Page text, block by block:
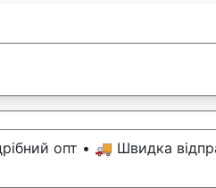
опт • 🚚 Швидка